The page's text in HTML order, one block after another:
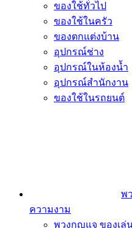
ของใช้ทั่วไป
ของใช้ในครัว
ของตกแต่งบ้าน
อุปกรณ์ช่าง
อุปกรณ์ในห้องน้ำ
อุปกรณ์สำนักงาน
ของใช้ในรถยนต์
พ
ความงาม
พวงกุญแจ ของเล่